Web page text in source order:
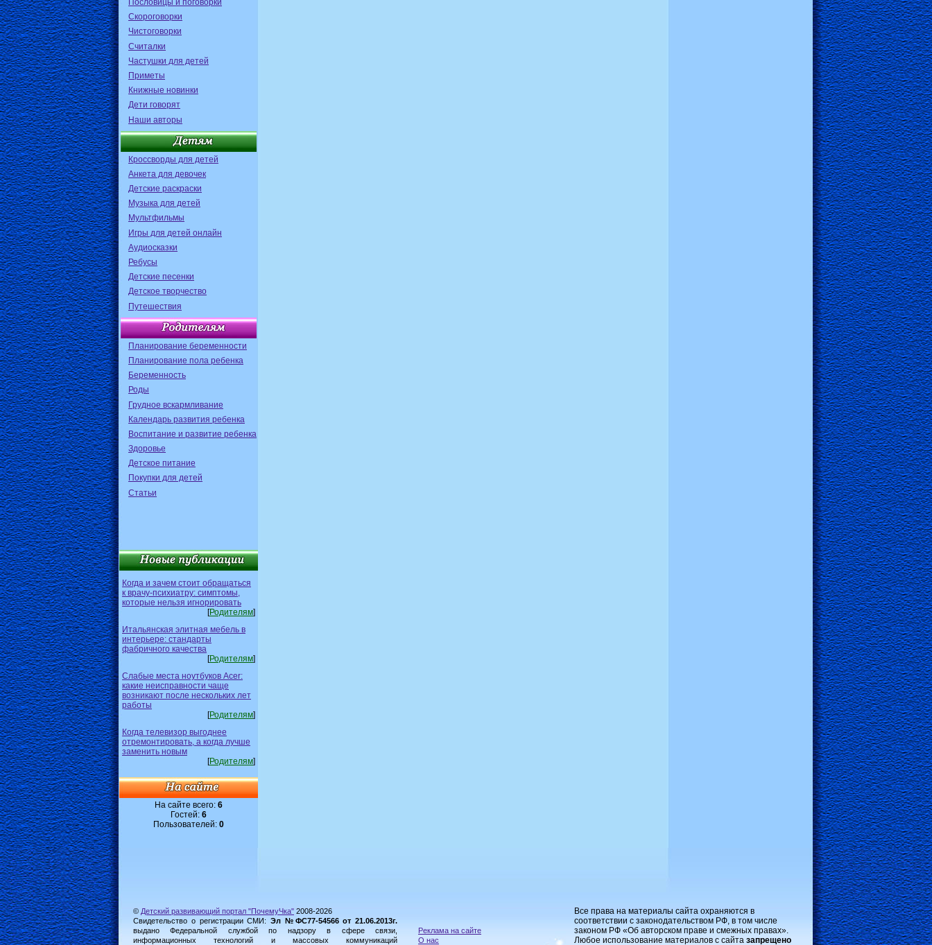
Пословицы и поговорки
Скороговорки
Чистоговорки
Считалки
Частушки для детей
Приметы
Книжные новинки
Дети говорят
Наши авторы
Кроссворды для детей
Анкета для девочек
Детские раскраски
Музыка для детей
Мультфильмы
Игры для детей онлайн
Аудиосказки
Ребусы
Детские песенки
Детское творчество
Путешествия
Планирование беременности
Планирование пола ребенка
Беременность
Роды
Грудное вскармливание
Календарь развития ребенка
Воспитание и развитие ребенка
Здоровье
Детское питание
Покупки для детей
Статьи
Когда и зачем стоит обращаться
к врачу-психиатру: симптомы,
которые нельзя игнорировать
[Родителям]
Итальянская элитная мебель в
интерьере: стандарты
фабричного качества
[Родителям]
Слабые места ноутбуков Acer:
какие неисправности чаще
возникают после нескольких лет
работы
[Родителям]
Когда телевизор выгоднее
отремонтировать, а когда лучше
заменить новым
[Родителям]
На сайте всего: 6
Гостей: 6
Пользователей: 0
© Детский развивающий портал "ПочемуЧка" 2008-2026
Свидетельство о регистрации СМИ: Эл №ФС77-54566 от 21.06.2013г.
выдано Федеральной службой по надзору в сфере связи,
информационных технологий и массовых коммуникаций
Реклама на сайте
О нас
Все права на материалы сайта охраняются в
соответствии с законодательством РФ, в том числе
законом РФ «Об авторском праве и смежных правах».
Любое использование материалов с сайта запрещено